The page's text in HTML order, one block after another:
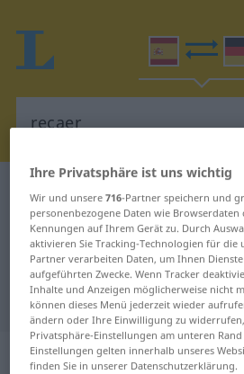
Spanisch-Deutsch Wörterbuch
Spanisch-Deutsch
"recaer"
"recaer" Deutsch
„recaer“: verbo
Ihre Privatsphäre ist uns wichtig
Wir und unsere716-Partner speichern und
personenbezogene Daten wie
Kennungen auf Ihrem Gerät zu. Durch
aktivieren Sie Tracking-Technologien für die
Partner verarbeiten Daten, um Ihnen
aufgeführten Zwecke. Wenn Tracker
Inhalte und Anzeigen möglicherweise nicht
können dieses Menü jederzeit wieder
ändern oder Ihre Einwilligung zu
Privatsphäre-Einstellungen am unteren
Einstellungen gelten innerhalb unseres
finden Sie in unserer Datenschutzerklärung.